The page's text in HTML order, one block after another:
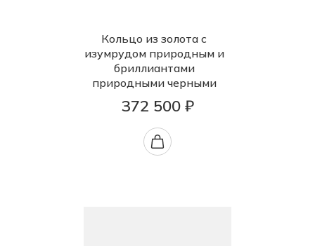
Кольцо из золота с
изумрудом природным и
бриллиантами
природными черными
372 500 ₽